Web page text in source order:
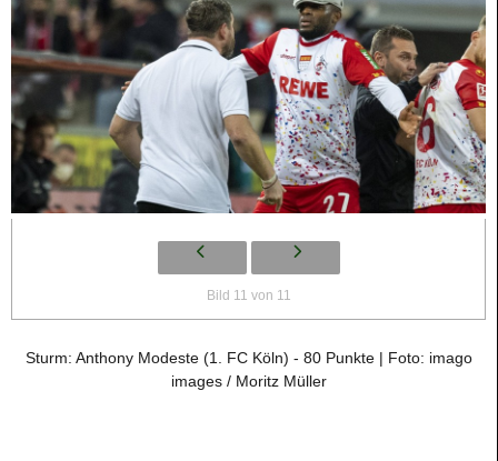
Bild 11 von 11
Sturm: Anthony Modeste (1. FC Köln) - 80 Punkte | Foto: imago
images / Moritz Müller